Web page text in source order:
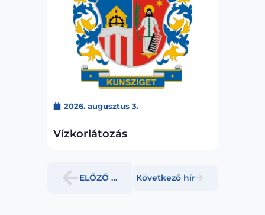
2026. augusztus 3.
Vízkorlátozás
ELŐZŐ HÍR Következő hír